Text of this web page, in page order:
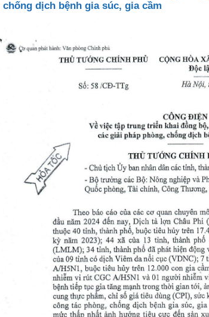
chống dịch bệnh gia súc, gia cầm